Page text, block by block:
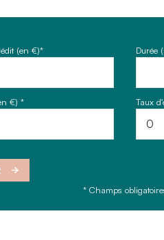
(en €)* Durée
€) * Taux
* Champs